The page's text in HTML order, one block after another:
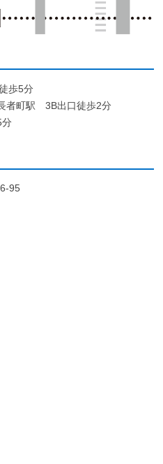
歩5分
者町駅 3B出口徒歩2分
95